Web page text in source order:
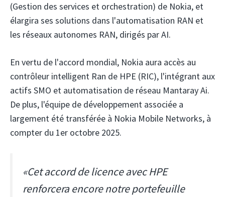
(Gestion des services et orchestration) de Nokia, et
élargira ses solutions dans l'automatisation RAN et
les réseaux autonomes RAN, dirigés par AI.
En vertu de l'accord mondial, Nokia aura accès au
contrôleur intelligent Ran de HPE (RIC), l'intégrant aux
actifs SMO et automatisation de réseau Mantaray Ai.
De plus, l'équipe de développement associée a
largement été transférée à Nokia Mobile Networks, à
compter du 1er octobre 2025.
«Cet accord de licence avec HPE
renforcera encore notre portefeuille